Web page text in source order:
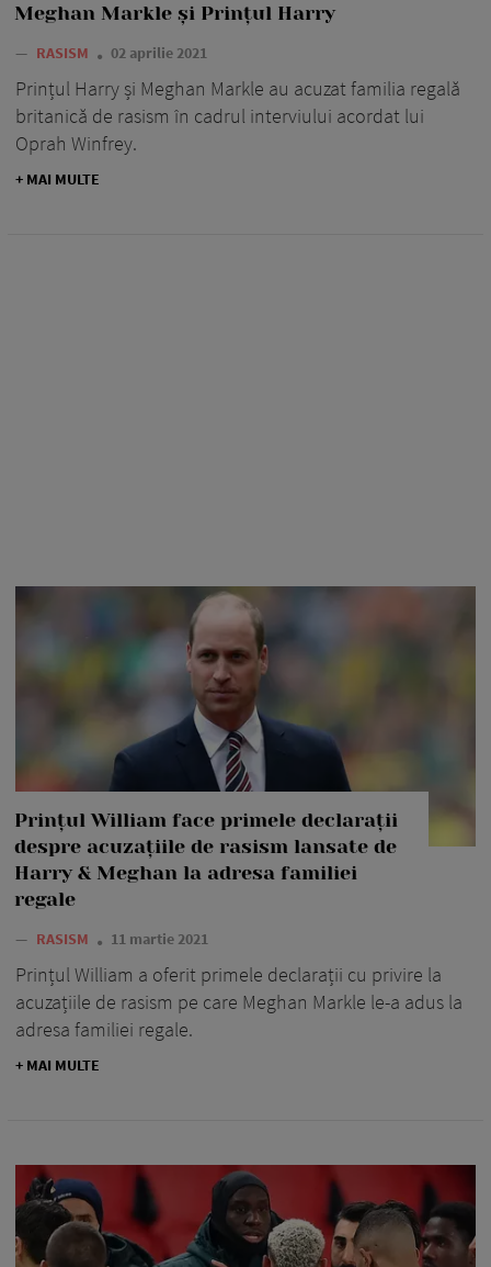
Meghan Markle și Prințul Harry
— RASISM 02 aprilie 2021
Prințul Harry și Meghan Markle au acuzat familia regală
britanică de rasism în cadrul interviului acordat lui
Oprah Winfrey.
+ MAI MULTE
Prințul William face primele declarații
despre acuzațiile de rasism lansate de
Harry & Meghan la adresa familiei
regale
— RASISM 11 martie 2021
Prințul William a oferit primele declarații cu privire la
acuzațiile de rasism pe care Meghan Markle le-a adus la
adresa familiei regale.
+ MAI MULTE